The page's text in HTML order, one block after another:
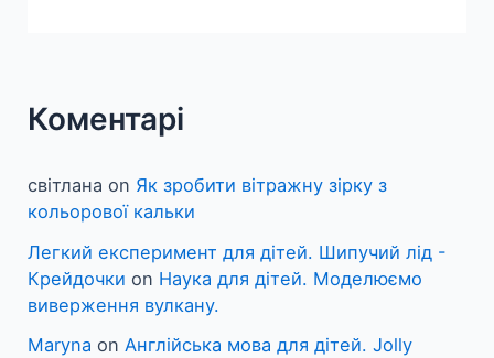
Коментарі
світлана on Як зробити вітражну зірку з
кольорової кальки
Легкий експеримент для дітей. Шипучий лід -
Крейдочки on Наука для дітей. Моделюємо
виверження вулкану.
Maryna onАнглійська мова для дітей. Jolly